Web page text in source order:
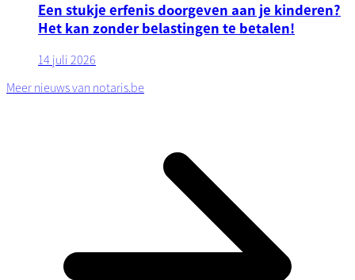
Een stukje erfenis doorgeven aan je kinderen?
Het kan zonder belastingen te betalen!
14 juli 2026
Meer nieuws van notaris.be